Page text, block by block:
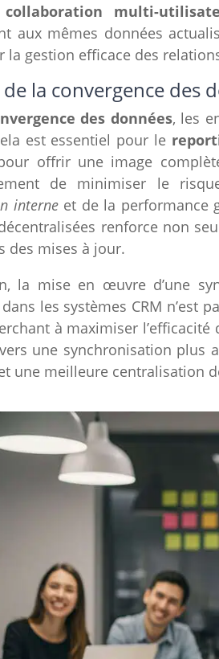
collaboration multi-
aux mêmes données
la gestion efficace des
de la convergence des
des données, les
est essentiel pour le
offrir une image
de minimiser le
interneet de la performance
renforce non
des mises à jour.
la mise en œuvre d’une
dans les systèmes CRM n’est
à maximiser
une synchronisation plus
une meilleure centralisation